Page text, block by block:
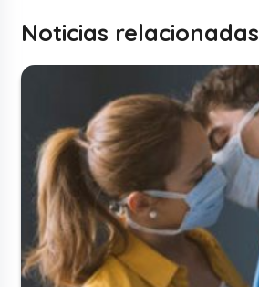
Noticias relacionadas